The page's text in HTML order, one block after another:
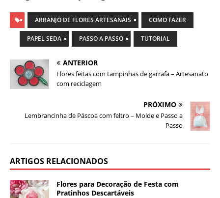
ARRANJO DE FLORES ARTESANAIS COMO FAZER
PAPEL SEDA PASSO A PASSO TUTORIAL
ANTERIOR
Flores feitas com tampinhas de garrafa – Artesanato
com reciclagem
PRÓXIMO
Lembrancinha de Páscoa com feltro – Molde e Passo a
Passo
ARTIGOS RELACIONADOS
Flores para Decoração de Festa com
Pratinhos Descartáveis